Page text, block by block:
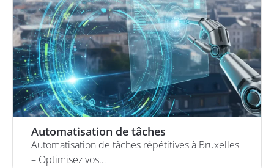
Automatisation de tâches
Automatisation de tâches répétitives à Bruxelles
– Optimisez vos…